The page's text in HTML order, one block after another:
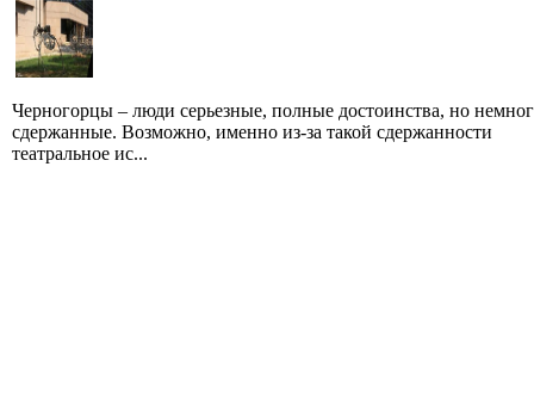
Черногорцы – люди серьезные, полные достоинства, но
сдержанные. Возможно, именно из-за такой сдержанности
театральное ис...